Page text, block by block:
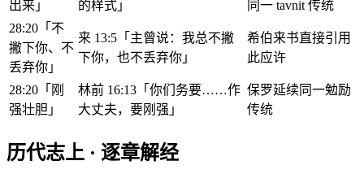
出来」
的样式」
同一 tavnit 传统
28:20「不
撇下你、不
丢弃你」
来 13:5「主曾说：我总不撇
下你，也不丢弃你」
希伯来书直接引用
此应许
28:20「刚
强壮胆」
林前 16:13「你们务要……作
大丈夫，要刚强」
保罗延续同一勉励
传统
历代志上 · 逐章解经